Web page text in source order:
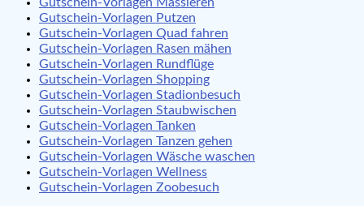
Gutschein-Vorlagen Putzen
Gutschein-Vorlagen Quad fahren
Gutschein-Vorlagen Rasen mähen
Gutschein-Vorlagen Rundflüge
Gutschein-Vorlagen Shopping
Gutschein-Vorlagen Stadionbesuch
Gutschein-Vorlagen Staubwischen
Gutschein-Vorlagen Tanken
Gutschein-Vorlagen Tanzen gehen
Gutschein-Vorlagen Wäsche waschen
Gutschein-Vorlagen Wellness
Gutschein-Vorlagen Zoobesuch